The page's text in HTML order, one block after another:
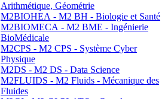
Arithmétique, Géométrie
M2BIOHEA - M2 BH - Biologie et Santé
M2BIOMECA - M2 BME - Ingénierie
BioMédicale
M2CPS - M2 CPS - Système Cyber
Physique
M2DS - M2 DS - Data Science
M2FLUIDS - M2 Fluids - Mécanique des
Fluides